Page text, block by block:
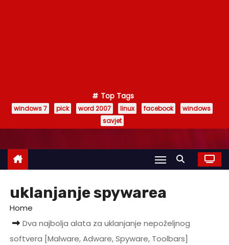
Top Tags
windows 7 pick word 2007 linux facebook
windows
savjet
uklanjanje spywarea
Home
Dva najbolja alata za uklanjanje nepoželjnog
softvera [Malware, Adware, Spyware, Toolbars]